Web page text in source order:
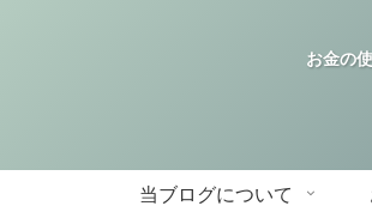
お金の
当ブログについて